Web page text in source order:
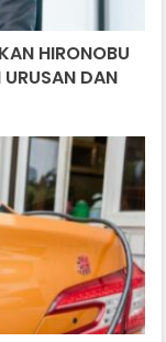
HIRONOBU
DAN